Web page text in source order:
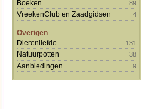
Boeken 89
VreekenClub en Zaadgidsen 4
Overigen
Dierenliefde
131
Natuurpotten 38
Aanbiedingen 9